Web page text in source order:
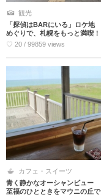
観光
「探偵はBARにいる」ロケ地
めぐりで、札幌をもっと満喫！
♡ 20 / 99859 views
カフェ・スイーツ
青く静かなオーシャンビュー
至福のひとときをマウニの丘で